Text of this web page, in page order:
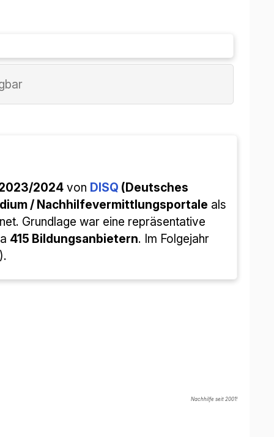
2023/2024daDISQ(Istituto tedesco
all'interno della categoria
un sondaggio rappresentativo tra i